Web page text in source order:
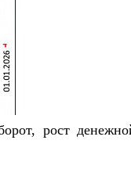
рост